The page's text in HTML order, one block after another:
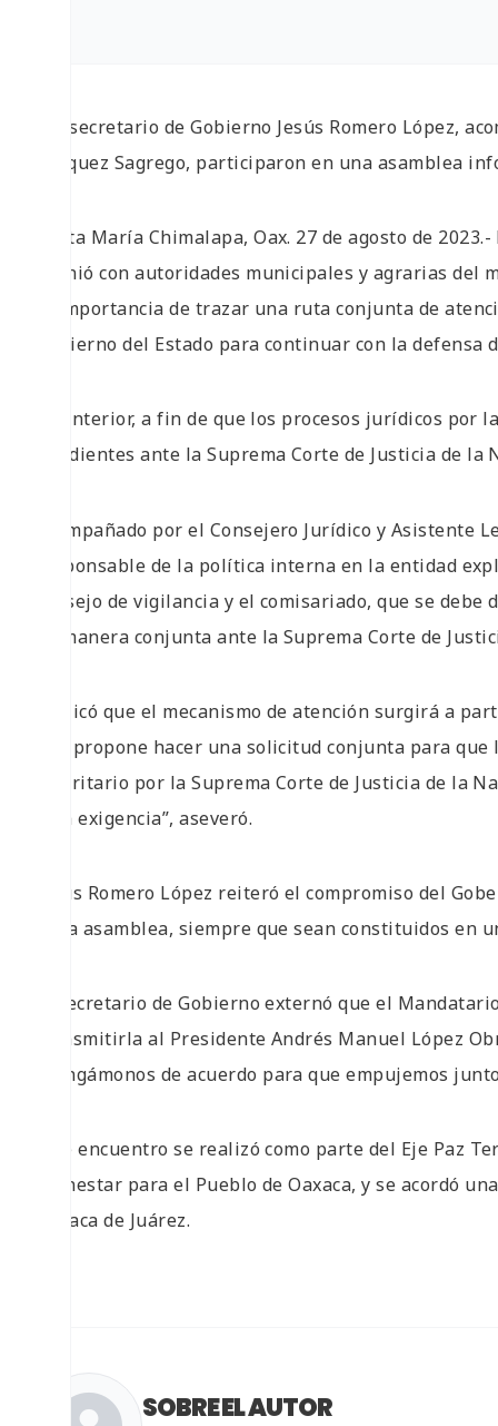
• El secretario de Gobierno Jesús Romero López,
Vásquez Sagrego, participaron en una asamblea
Santa María Chimalapa, Oax. 27 de agosto de
reunió con autoridades municipales y agrarias
la importancia de trazar una ruta conjunta de
Gobierno del Estado para continuar con la defensa
Lo anterior, a fin de que los procesos jurídicos
pendientes ante la Suprema Corte de Justicia de
Acompañado por el Consejero Jurídico y Asistente
responsable de la política interna en la entidad
consejo de vigilancia y el comisariado, que se
de manera conjunta ante la Suprema Corte de
Explicó que el mecanismo de atención surgirá a
que propone hacer una solicitud conjunta para
prioritario por la Suprema Corte de Justicia de la
esta exigencia”, aseveró.
Jesús Romero López reiteró el compromiso del
de la asamblea, siempre que sean constituidos en
El secretario de Gobierno externó que el
transmitirla al Presidente Andrés Manuel López
“Pongámonos de acuerdo para que empujemos
Este encuentro se realizó como parte del Eje Paz
Bienestar para el Pueblo de Oaxaca, y se acordó
Oaxaca de Juárez.
SOBRE EL AUTOR